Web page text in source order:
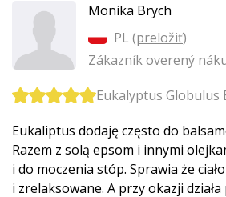
Monika Brych
PL (preložiť)
Zákazník overený
Eukalyptus Globulus
Eukaliptus dodaję często do
Razem z solą epsom i innymi
i do moczenia stóp. Sprawia że
i zrelaksowane. A przy okazji